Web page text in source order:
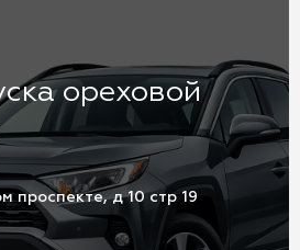
ореховой
проспекте, д 10 стр 19